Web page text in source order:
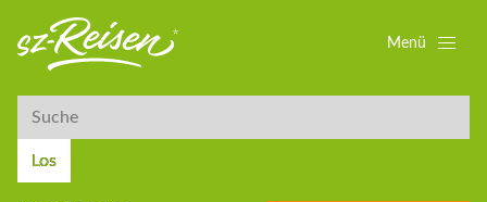
Suche
Los
Menü